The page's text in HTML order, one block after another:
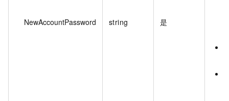
NewAccountPassword string 是